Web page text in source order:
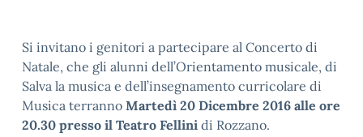
Si invitano i genitori a partecipare al Concerto di
Natale, che gli alunni dell’Orientamento musicale, di
Salva la musica e dell’insegnamento curricolare di
Musica terranno Martedì 20 Dicembre 2016 alle ore
20.30 presso il Teatro Fellini di Rozzano.